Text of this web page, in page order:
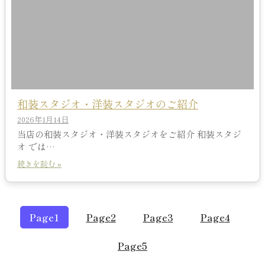
和装スタジオ・洋装スタジオのご紹介
2026年1月14日
当店の和装スタジオ・洋装スタジオをご紹介 和装スタジ
オ では…
続きを読む »
Page1 Page2 Page3 Page4
Page5